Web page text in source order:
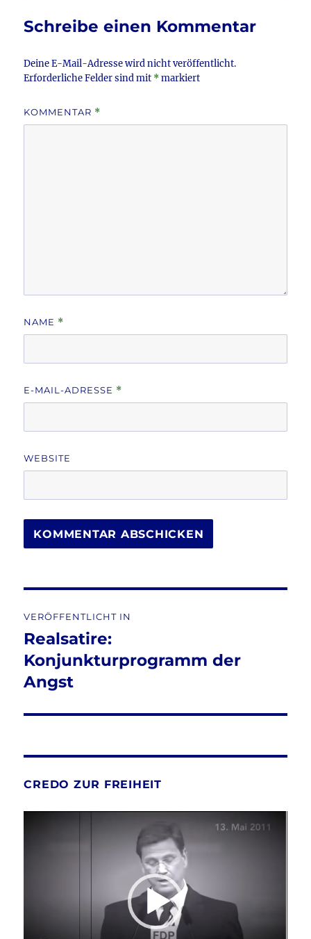
o
o
k
Schreibe einen Kommentar
Deine E-Mail-Adresse wird nicht veröffentlicht.
Erforderliche Felder sind mit *markiert
KOMMENTAR *
NAME *
E-MAIL-ADRESSE *
WEBSITE
VERÖFFENTLICHT IN
Realsatire:
Konjunkturprogramm der
Angst
CREDO ZUR FREIHEIT